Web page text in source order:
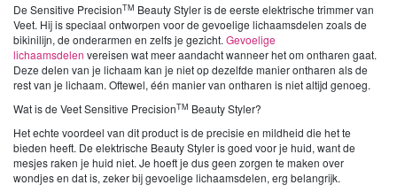
De Sensitive PrecisionTM Beauty Styler is de eerste elektrische trimmer van
Veet. Hij is speciaal ontworpen voor de gevoelige lichaamsdelen zoals de
bikinilijn, de onderarmen en zelfs je gezicht. Gevoelige
lichaamsdelen vereisen wat meer aandacht wanneer het om ontharen gaat.
Deze delen van je lichaam kan je niet op dezelfde manier ontharen als de
rest van je lichaam. Oftewel, één manier van ontharen is niet altijd genoeg.
Wat is de Veet Sensitive PrecisionTM Beauty Styler?
Het echte voordeel van dit product is de precisie en mildheid die het te
bieden heeft. De elektrische Beauty Styler is goed voor je huid, want de
mesjes raken je huid niet. Je hoeft je dus geen zorgen te maken over
wondjes en dat is, zeker bij gevoelige lichaamsdelen, erg belangrijk.